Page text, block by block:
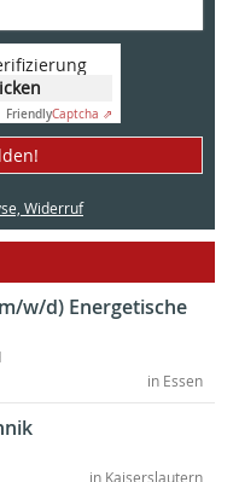
FriendlyCaptcha ⇗
Widerruf
w/d) Energetische
in Essen
in Kaiserslautern